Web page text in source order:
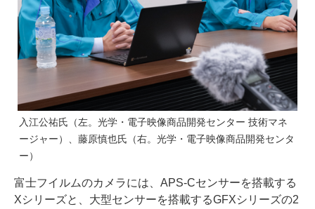
入江公祐氏（左。光学・電子映像商品開発センター 技術マネ
ージャー）、藤原慎也氏（右。光学・電子映像商品開発センタ
ー）
富士フイルムのカメラには、APS-Cセンサーを搭載する
Xシリーズと、大型センサーを搭載するGFXシリーズの2